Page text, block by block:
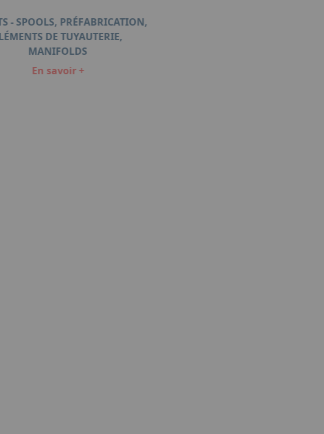
- SPOOLS, PRÉFABRICATION,
DE TUYAUTERIE,
MANIFOLDS
En savoir +